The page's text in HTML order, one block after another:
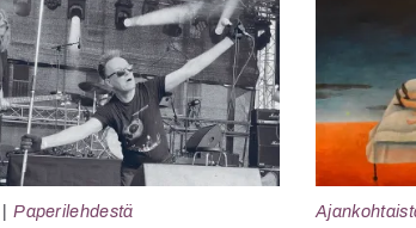
Paperilehdestä